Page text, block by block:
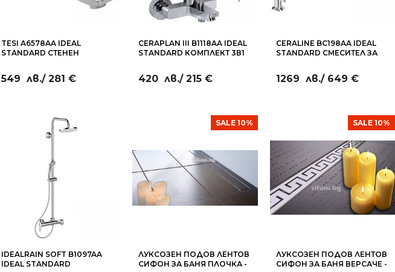
TESI A6578AA IDEAL
STANDARD СТЕНЕН
549 лв./ 281 €
CERAPLAN III B1118AA IDEAL
STANDARD КОМПЛЕКТ 3В1
420 лв./ 215 €
CERALINE BC198AA IDEAL
STANDARD СМЕСИТЕЛ ЗА
ЧЕТИРИДУПКОВ
1269 лв./ 649 €
IDEALRAIN SOFT B1097AA
IDEAL STANDARD
SALE 10%
ЛУКСОЗЕН ПОДОВ ЛЕНТОВ
СИФОН ЗА БАНЯ ПЛОЧКА -
SALE 10%
ЛУКСОЗЕН ПОДОВ ЛЕНТОВ
СИФОН ЗА БАНЯ ВЕРСАЧЕ -